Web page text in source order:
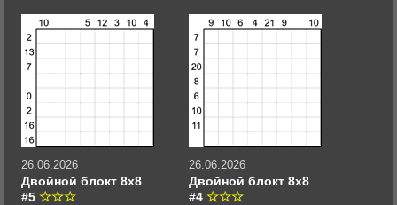
26.06.2026
Двойной блокт 8х8
#5
26.06.2026
Двойной блокт 8х8
#4